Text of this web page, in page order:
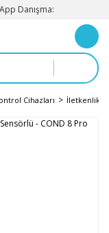
Danışma:
Cihazları İletkenlik